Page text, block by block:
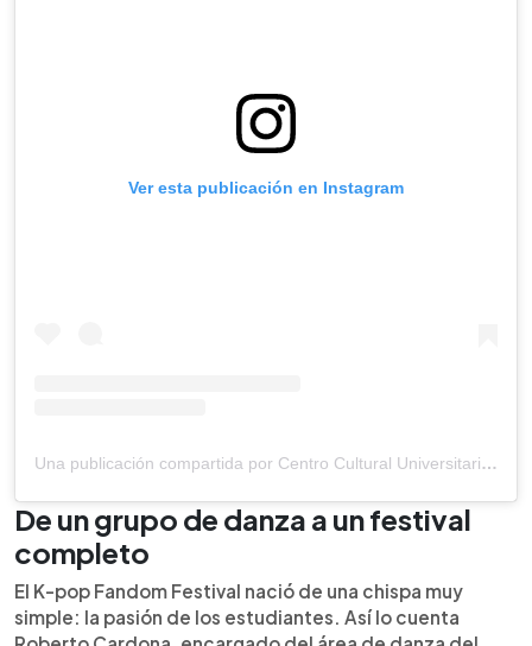
Ver esta publicación en Instagram
Una publicación compartida por Centro Cultural Universitario UCA El Salvador (@ccu_uca)
De un grupo de danza a un festival
completo
El K-pop Fandom Festival nació de una chispa muy
simple: la pasión de los estudiantes. Así lo cuenta